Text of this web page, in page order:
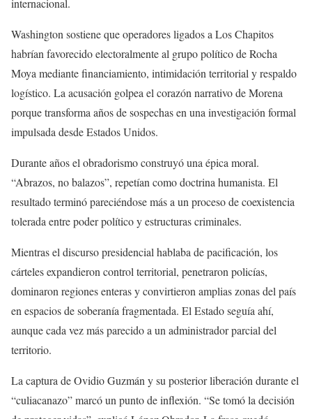
internacional.
Washington sostiene que operadores ligados a Los Chapitos
habrían favorecido electoralmente al grupo político de Rocha
Moya mediante financiamiento, intimidación territorial y respaldo
logístico. La acusación golpea el corazón narrativo de Morena
porque transforma años de sospechas en una investigación formal
impulsada desde Estados Unidos.
Durante años el obradorismo construyó una épica moral.
“Abrazos, no balazos”, repetían como doctrina humanista. El
resultado terminó pareciéndose más a un proceso de coexistencia
tolerada entre poder político y estructuras criminales.
Mientras el discurso presidencial hablaba de pacificación, los
cárteles expandieron control territorial, penetraron policías,
dominaron regiones enteras y convirtieron amplias zonas del país
en espacios de soberanía fragmentada. El Estado seguía ahí,
aunque cada vez más parecido a un administrador parcial del
territorio.
La captura de Ovidio Guzmán y su posterior liberación durante el
“culiacanazo” marcó un punto de inflexión. “Se tomó la decisión